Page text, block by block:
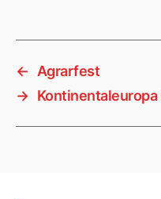
←
Agrarfest
→